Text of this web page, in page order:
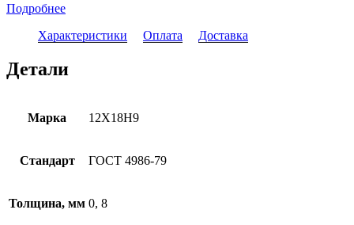
Подробнее
Характеристики
Оплата Доставка
Детали
Марка 12Х18Н9
Стандарт ГОСТ 4986-79
Толщина, мм 0, 8